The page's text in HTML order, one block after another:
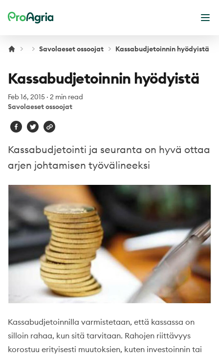
ProAgria
Savolaeset ossoojat Kassabudjetoinnin hyödyistä
Kassabudjetoinnin hyödyistä
Feb 16, 2015 · 2 min read
Savolaeset ossoojat
Kassabudjetointi ja seuranta on hyvä ottaa
arjen johtamisen työvälineeksi
Kassabudjetoinnilla varmistetaan, että kassassa on
silloin rahaa, kun sitä tarvitaan. Rahojen riittävyys
korostuu erityisesti muutoksien, kuten investoinnin tai